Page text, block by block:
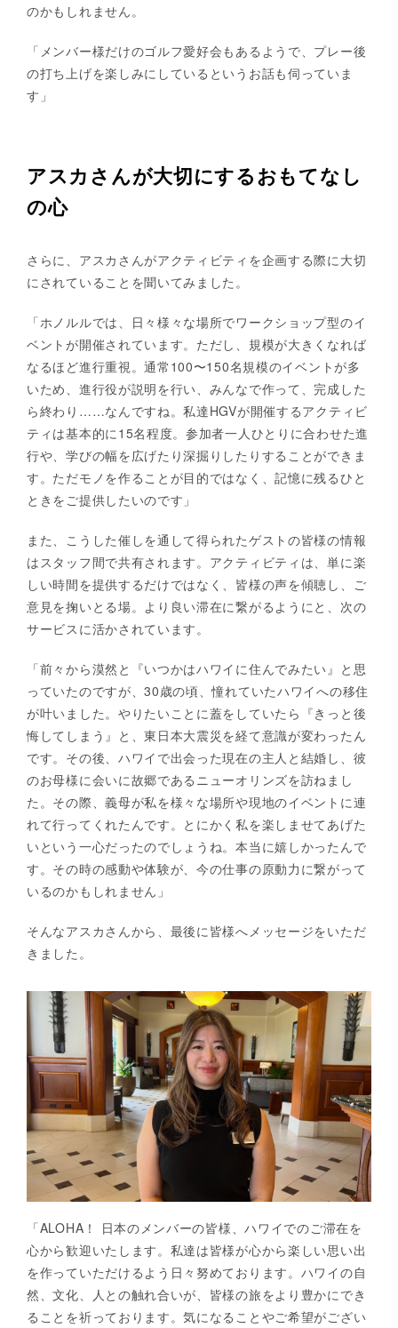
のかもしれません。
「メンバー様だけのゴルフ愛好会もあるようで、プレー後
の打ち上げを楽しみにしているというお話も伺っていま
す」
アスカさんが大切にするおもてなし
の心
さらに、アスカさんがアクティビティを企画する際に大切
にされていることを聞いてみました。
「ホノルルでは、日々様々な場所でワークショップ型のイ
ベントが開催されています。ただし、規模が大きくなれば
なるほど進行重視。通常100〜150名規模のイベントが多
いため、進行役が説明を行い、みんなで作って、完成した
ら終わり……なんですね。私達HGVが開催するアクティビ
ティは基本的に15名程度。参加者一人ひとりに合わせた進
行や、学びの幅を広げたり深掘りしたりすることができま
す。ただモノを作ることが目的ではなく、記憶に残るひと
ときをご提供したいのです」
また、こうした催しを通して得られたゲストの皆様の情報
はスタッフ間で共有されます。アクティビティは、単に楽
しい時間を提供するだけではなく、皆様の声を傾聴し、ご
意見を掬いとる場。より良い滞在に繋がるようにと、次の
サービスに活かされています。
「前々から漠然と『いつかはハワイに住んでみたい』と思
っていたのですが、30歳の頃、憧れていたハワイへの移住
が叶いました。やりたいことに蓋をしていたら『きっと後
悔してしまう』と、東日本大震災を経て意識が変わったん
です。その後、ハワイで出会った現在の主人と結婚し、彼
のお母様に会いに故郷であるニューオリンズを訪ねまし
た。その際、義母が私を様々な場所や現地のイベントに連
れて行ってくれたんです。とにかく私を楽しませてあげた
いという一心だったのでしょうね。本当に嬉しかったんで
す。その時の感動や体験が、今の仕事の原動力に繋がって
いるのかもしれません」
そんなアスカさんから、最後に皆様へメッセージをいただ
きました。
「ALOHA！ 日本のメンバーの皆様、ハワイでのご滞在を
心から歓迎いたします。私達は皆様が心から楽しい思い出
を作っていただけるよう日々努めております。ハワイの自
然、文化、人との触れ合いが、皆様の旅をより豊かにでき
ることを祈っております。気になることやご希望がござい